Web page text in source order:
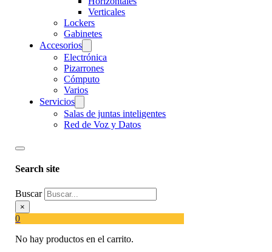
Verticales
Lockers
Gabinetes
Accesorios
Electrónica
Pizarrones
Cómputo
Varios
Servicios
Salas de juntas inteligentes
Red de Voz y Datos
Search site
Buscar
×
0
No hay productos en el carrito.